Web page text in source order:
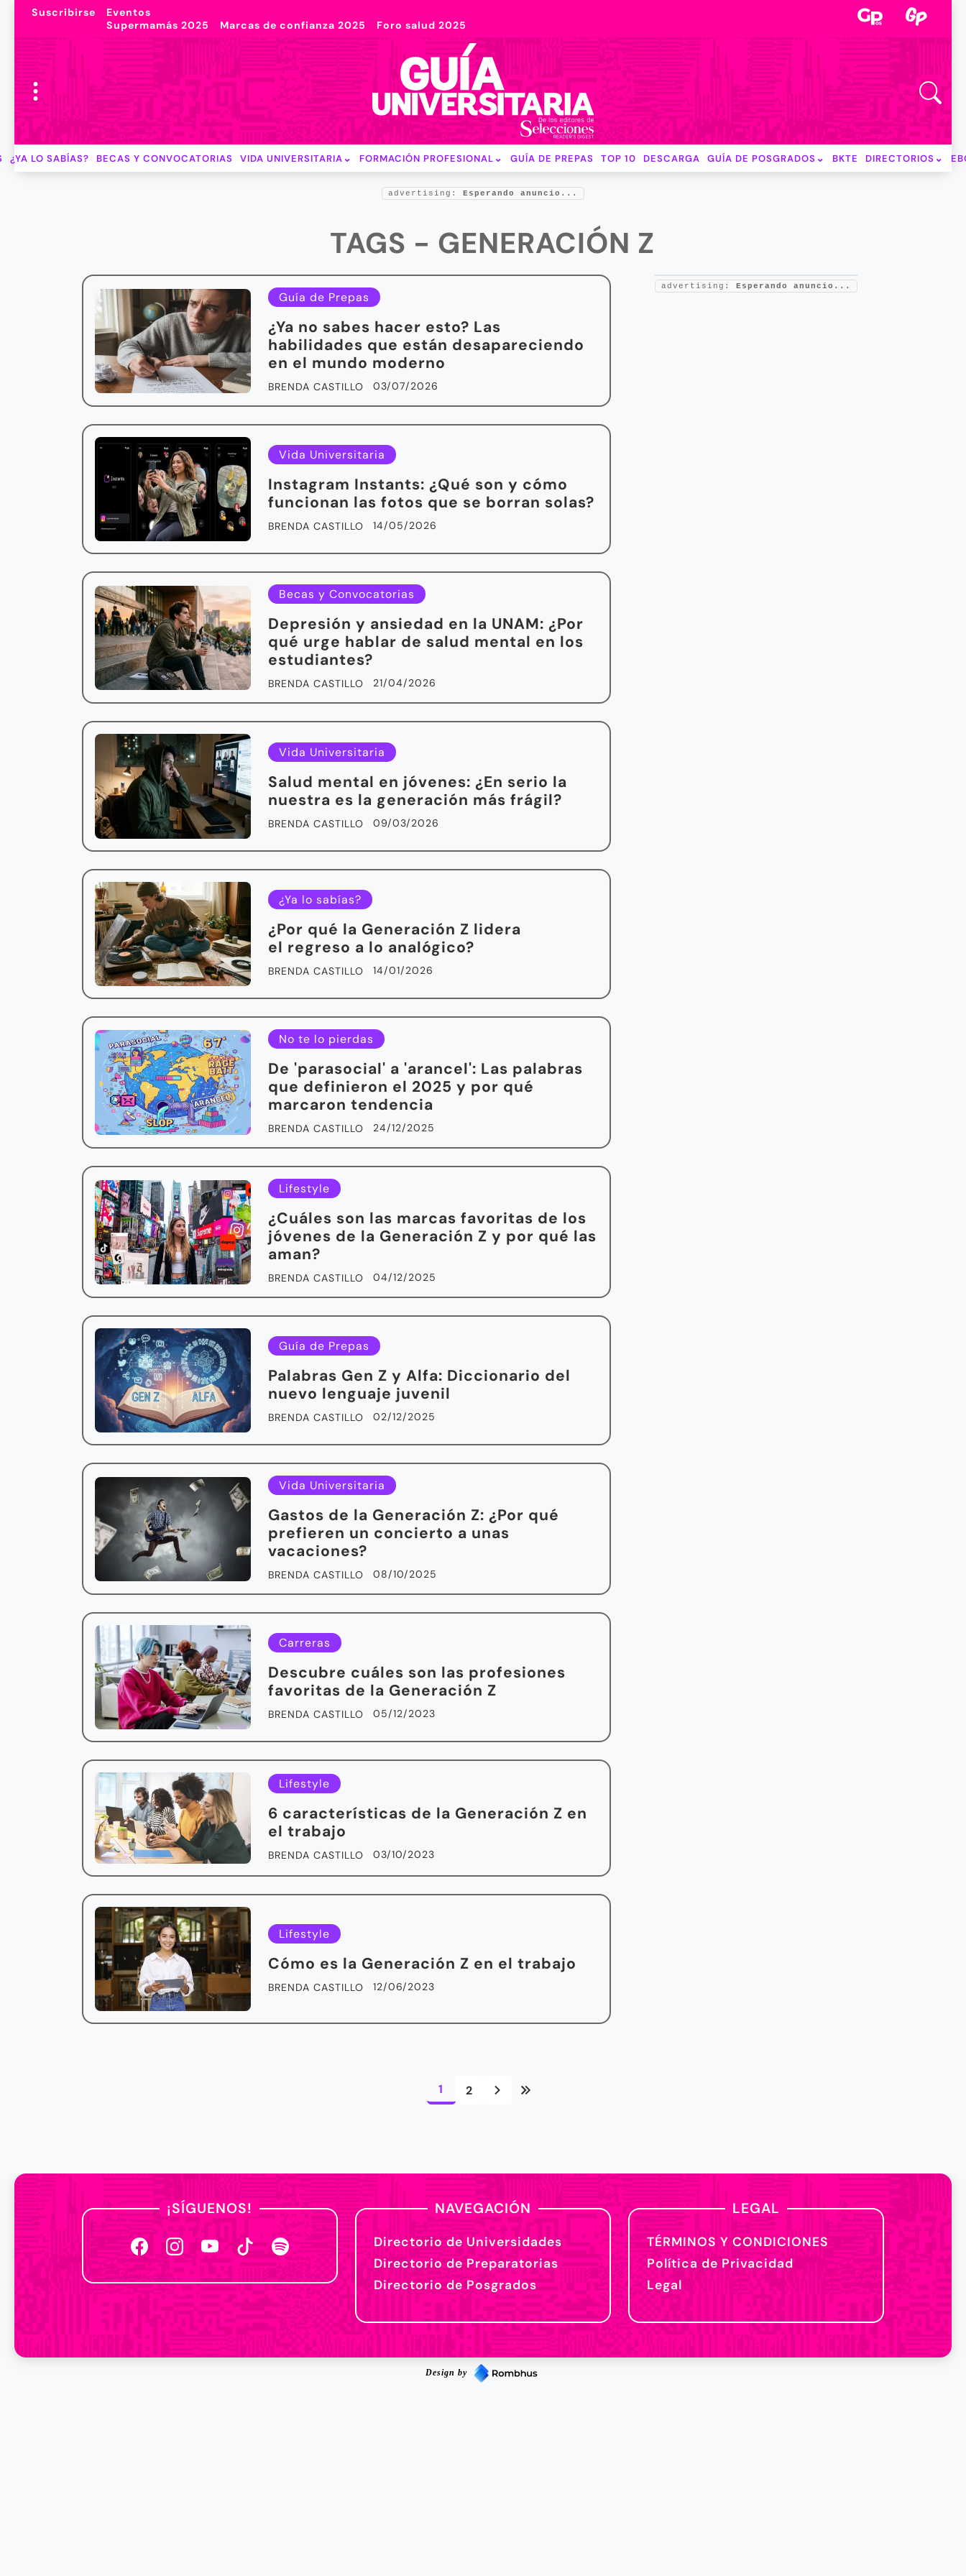
Suscribirse
Eventos
Supermamás 2025
Marcas de confianza 2025 Foro salud 2025
¿YA LO SABÍAS? BECAS Y CONVOCATORIAS VIDA UNIVERSITARIA FORMACIÓN PROFESIONAL GUÍA DE PREPAS TOP 10 DESCARGA GUÍA DE POSGRADOS BKTE DIRECTORIOS
advertising: Esperando anuncio...
TAGS - GENERACIÓN Z
Guía de Prepas
¿Ya no sabes hacer esto? Las
habilidades que están desapareciendo
en el mundo moderno
BRENDA CASTILLO 03/07/2026
Vida Universitaria
Instagram Instants: ¿Qué son y cómo
funcionan las fotos que se borran solas?
BRENDA CASTILLO 14/05/2026
Becas y Convocatorias
Depresión y ansiedad en la UNAM: ¿Por
qué urge hablar de salud mental en los
estudiantes?
BRENDA CASTILLO 21/04/2026
Vida Universitaria
Salud mental en jóvenes: ¿En serio la
nuestra es la generación más frágil?
BRENDA CASTILLO 09/03/2026
¿Ya lo sabías?
¿Por qué la Generación Z lidera
el regreso a lo analógico?
BRENDA CASTILLO 14/01/2026
No te lo pierdas
De 'parasocial' a 'arancel': Las palabras
que definieron el 2025 y por qué
marcaron tendencia
BRENDA CASTILLO 24/12/2025
Lifestyle
¿Cuáles son las marcas favoritas de los
jóvenes de la Generación Z y por qué las
aman?
BRENDA CASTILLO 04/12/2025
Guía de Prepas
Palabras Gen Z y Alfa: Diccionario del
nuevo lenguaje juvenil
BRENDA CASTILLO 02/12/2025
Vida Universitaria
Gastos de la Generación Z: ¿Por qué
prefieren un concierto a unas
vacaciones?
BRENDA CASTILLO 08/10/2025
Carreras
Descubre cuáles son las profesiones
favoritas de la Generación Z
BRENDA CASTILLO 05/12/2023
Lifestyle
6 características de la Generación Z en
el trabajo
BRENDA CASTILLO 03/10/2023
Lifestyle
Cómo es la Generación Z en el trabajo
BRENDA CASTILLO 12/06/2023
advertising: Esperando anuncio...
1 2
¡SÍGUENOS! NAVEGACIÓN
Directorio de Universidades
Directorio de Preparatorias
Directorio de Posgrados
LEGAL
TÉRMINOS Y CONDICIONES
Política de Privacidad
Legal
Design by